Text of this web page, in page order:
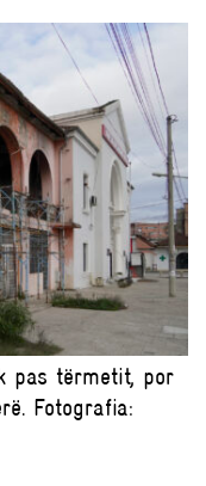
pas tërmetit, por
Fotografia: